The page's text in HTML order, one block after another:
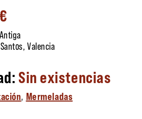
€
Valencia
Sin existencias
, Mermeladas